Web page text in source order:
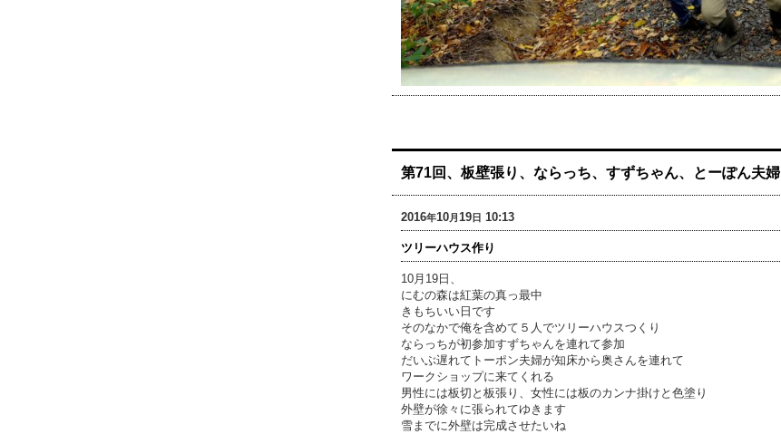
第71回、板壁張り、ならっち、すずちゃん、とーぽん夫婦
2016年10月19日 10:13
ツリーハウス作り
10月19日、
にむの森は紅葉の真っ最中
きもちいい日です
そのなかで俺を含めて５人でツリーハウスつくり
ならっちが初参加すずちゃんを連れて参加
だいぶ遅れてトーポン夫婦が知床から奥さんを連れて
ワークショップに来てくれる
男性には板切と板張り、女性には板のカンナ掛けと色塗り
外壁が徐々に張られてゆきます
雪までに外壁は完成させたいね